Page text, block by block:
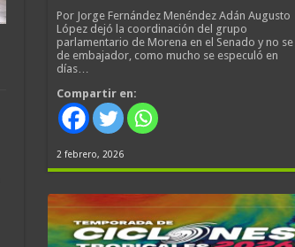
Por Jorge Fernández Menéndez Adán Augusto
López dejó la coordinación del grupo
parlamentario de Morena en el Senado y no se
de embajador, como mucho se especuló en
días…
Compartir en:
2 febrero, 2026